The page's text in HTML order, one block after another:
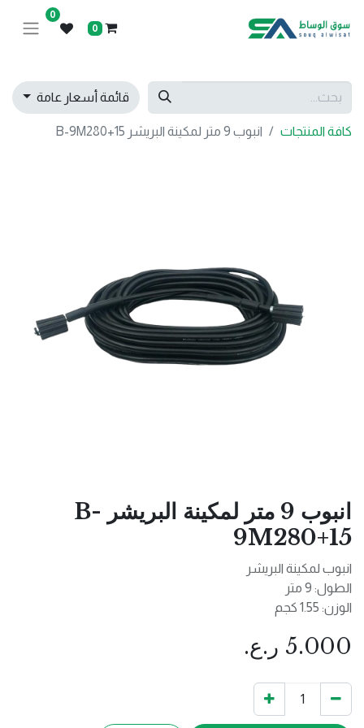
0
0
قائمة أسعار عامة
كافة المنتجات انبوب 9 متر لمكينة البريشر B-9M280+15
انبوب 9 متر لمكينة البريشر B-
9M280+15
انبوب لمكينة البريشر
الطول: 9 متر
الوزن: 1.55 كجم
5.000 ر.ع.